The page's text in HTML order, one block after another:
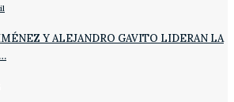
Y ALEJANDRO GAVITO LIDERAN LA